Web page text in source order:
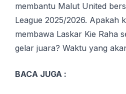
membantu Malut United
League 2025/2026. Apakah
membawa Laskar Kie Raha
gelar juara? Waktu yang
BACA JUGA :